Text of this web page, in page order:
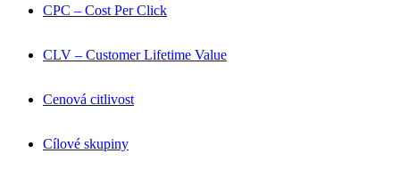
CPC – Cost Per Click
CLV – Customer Lifetime Value
Cenová citlivost
Cílové skupiny